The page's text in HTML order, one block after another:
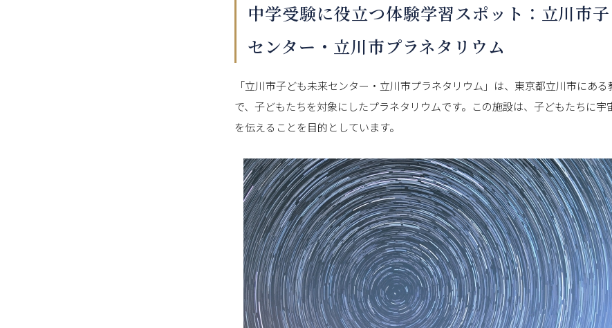
中学受験に役立つ体験学習スポット：立川市
センター・立川市プラネタリウム
「立川市子ども未来センター・立川市プラネタリウム」は、東京都立川市にあ
で、子どもたちを対象にしたプラネタリウムです。この施設は、子どもたちに宇
を伝えることを目的としています。